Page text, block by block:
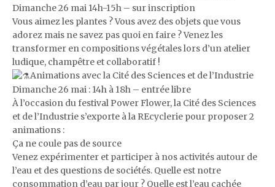
Dimanche 26 mai 14h-15h – sur inscription
Vous aimez les plantes ? Vous avez des objets que vous
adorez mais ne savez pas quoi en faire ? Venez les
transformer en compositions végétales lors d’un atelier
ludique, champêtre et collaboratif !
Animations avec la Cité des Sciences et de l’Industrie
Dimanche 26 mai : 14h à 18h – entrée libre
À l’occasion du festival Power Flower, la Cité des Sciences
et de l’Industrie s’exporte à la REcyclerie pour proposer 2
animations :
Ça ne coule pas de source
Venez expérimenter et participer à nos activités autour de
l’eau et des questions de sociétés. Quelle est notre
consommation d’eau par jour ? Quelle est l’eau cachée